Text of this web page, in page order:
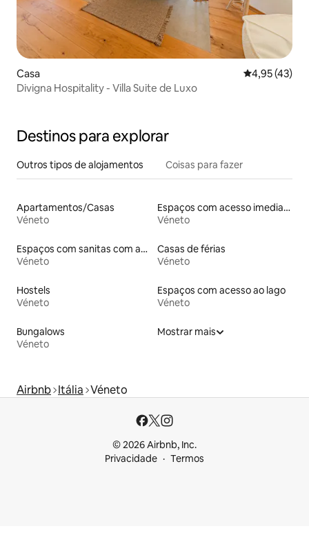
Casa Classificação
4,95 (43)
Divigna Hospitality - Villa Suite de Luxo
Destinos para explorar
Outros tipos de alojamentos Coisas para fazer
Apartamentos/Casas
Véneto
Espaços com acesso imediato às pistas de esqui
Véneto
Espaços com sanitas com acessos adaptados em altura
Véneto
Casas de férias
Véneto
Hostels
Véneto
Espaços com acesso ao lago
Véneto
Bungalows
Véneto
Mostrar mais
Airbnb Itália Véneto
© 2026 Airbnb, Inc.
Privacidade
Termos